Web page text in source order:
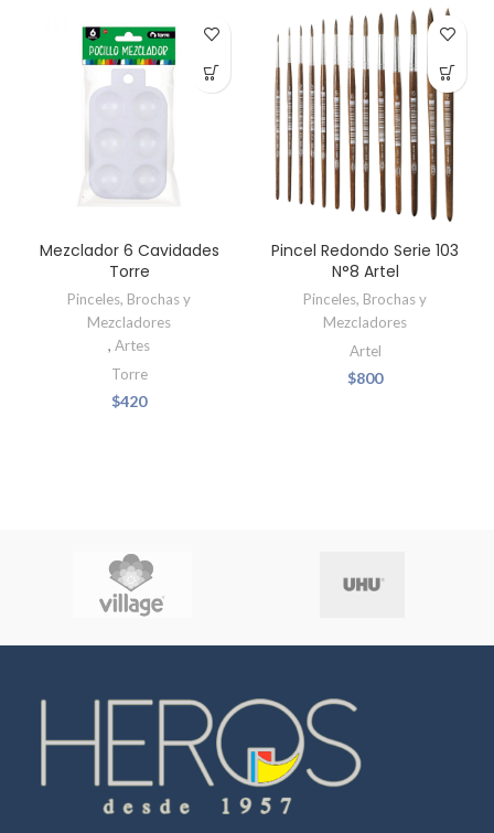
Mezclador 6 Cavidades
Torre
Pinceles, Brochas y
Mezcladores
, Artes
Torre
$420
Pincel Redondo Serie 103
N°8 Artel
Pinceles, Brochas y
Mezcladores
Artel
$800